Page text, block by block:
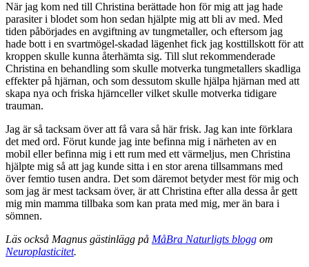
När jag kom ned till Christina berättade hon för mig att jag hade
parasiter i blodet som hon sedan hjälpte mig att bli av med. Med
tiden påbörjades en avgiftning av tungmetaller, och eftersom jag
hade bott i en svartmögel-skadad lägenhet fick jag kosttillskott för att
kroppen skulle kunna återhämta sig. Till slut rekommenderade
Christina en behandling som skulle motverka tungmetallers skadliga
effekter på hjärnan, och som dessutom skulle hjälpa hjärnan med att
skapa nya och friska hjärnceller vilket skulle motverka tidigare
trauman.
Jag är så tacksam över att få vara så här frisk. Jag kan inte förklara
det med ord. Förut kunde jag inte befinna mig i närheten av en
mobil eller befinna mig i ett rum med ett värmeljus, men Christina
hjälpte mig så att jag kunde sitta i en stor arena tillsammans med
över femtio tusen andra. Det som däremot betyder mest för mig och
som jag är mest tacksam över, är att Christina efter alla dessa år gett
mig min mamma tillbaka som kan prata med mig, mer än bara i
sömnen.
Läs också Magnus gästinlägg på MåBra Naturligts blogg om
Neuroplasticitet.